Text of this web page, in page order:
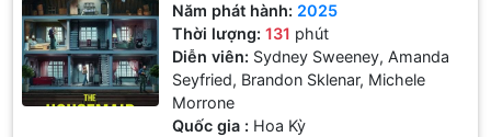
Năm phát hành: 2025
Thời lượng:131 phút
Diễn viên: Sydney Sweeney, Amanda
Seyfried, Brandon Sklenar, Michele
Morrone
Quốc gia : Hoa Kỳ